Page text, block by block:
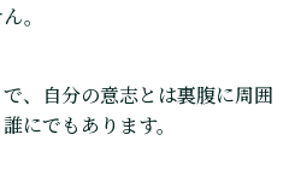
。
、自分の意志とは裏腹に周囲
にでもあります。